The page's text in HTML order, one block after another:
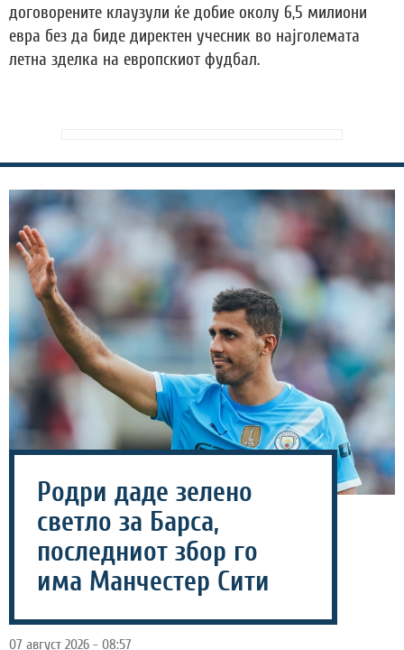
договорените клаузули ќе добие околу 6,5 милиони
евра без да биде директен учесник во најголемата
летна зделка на европскиот фудбал.
Родри даде зелено
светло за Барса,
последниот збор го
има Манчестер Сити
07 август 2026 - 08:57